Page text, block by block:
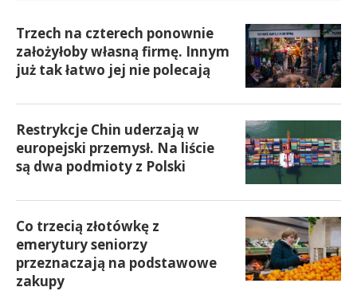
Trzech na czterech ponownie
założyłoby własną firmę. Innym
już tak łatwo jej nie polecają
Restrykcje Chin uderzają w
europejski przemysł. Na liście
są dwa podmioty z Polski
Co trzecią złotówkę z
emerytury seniorzy
przeznaczają na podstawowe
zakupy